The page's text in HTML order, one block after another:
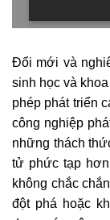
Đổi mới và
sinh học và
phép phát triển
công nghiệp
những thách
tử phức tạp
không chắc
đột phá hoặc